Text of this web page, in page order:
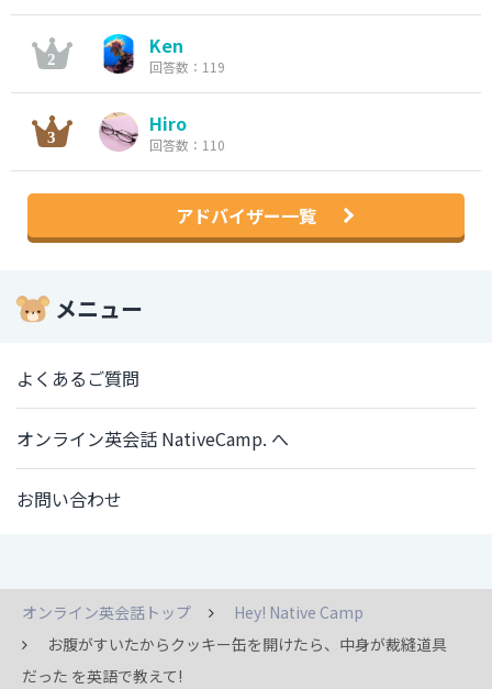
Ken
回答数：119
Hiro
回答数：110
アドバイザー一覧
メニュー
よくあるご質問
オンライン英会話 NativeCamp. へ
お問い合わせ
オンライン英会話トップ
Hey! Native Camp
お腹がすいたからクッキー缶を開けたら、中身が裁縫道具
だった を英語で教えて!